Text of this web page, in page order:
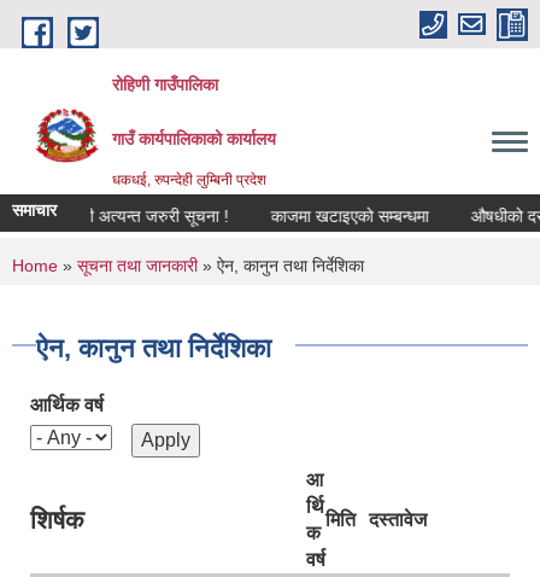
Skip to main content
रोहिणी गाउँपालिका
गाउँ कार्यपालिकाको कार्यालय
धकधई, रुपन्देही लुम्बिनी प्रदेश
समाचार
सम्बन्धी अत्यन्त जरुरी सूचना ! काजमा खटाइएको सम्बन्धमा औषधीको दररेट
You are here
Home » सूचना तथा जानकारी» ऐन, कानुन तथा निर्देशिका
ऐन, कानुन तथा निर्देशिका
आर्थिक वर्ष
शिर्षक
आ
र्थि
क
वर्ष
मिति दस्तावेज